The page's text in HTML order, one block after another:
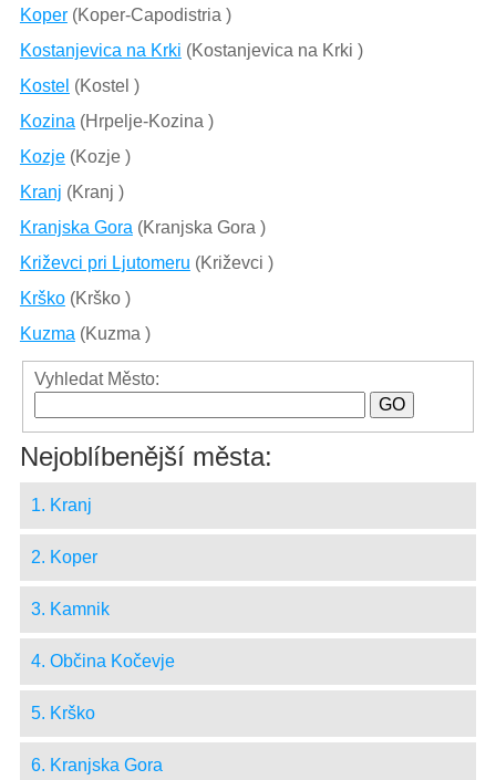
Koper(Koper-Capodistria )
Kostanjevica na Krki (Kostanjevica na Krki )
Kostel (Kostel )
Kozina (Hrpelje-Kozina )
Kozje(Kozje )
Kranj (Kranj )
Kranjska Gora (Kranjska Gora )
Križevci pri Ljutomeru (Križevci )
Krško(Krško )
Kuzma (Kuzma )
Vyhledat Město:
Nejoblíbenější města:
1. Kranj
2. Koper
3. Kamnik
4. Občina Kočevje
5. Krško
6. Kranjska Gora